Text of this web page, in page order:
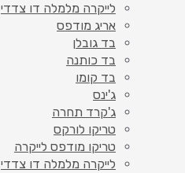
לייקרה מלמלה דו צדדי
אריג מודפס
בד גובלן
בד כותנה
בד קומו
ג'ינס
ג'קרד תחרה
טריקו לורקס
טריקו מודפס לייקרה
לייקרה מלמלה דו צדדי